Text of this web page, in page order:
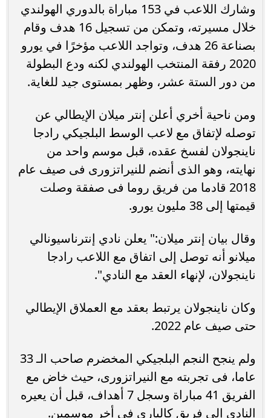
وشارك اللاعب في 153 مباراة بالدوري الهولندي
خلال مسيرته، وتمكن من تسجيل 16 هدف وقام
بصناعة 26 هدف، وتواجد اللاعب مؤخرًا في يورو
2020 رفقة المنتخب الهولندي لكنه ودع البطولة
من دور الستة عشر، وظهر بمستوى جيد للغاية.
ومن ناحية أخري أعلن إنتر ميلان الإيطالي عن
توصله لإتفاق مع لاعب الوسط البلجيكي رادجا
ناينجولان لفسخ عقده، قبل موسم واحد من
نهايته، وهو الذى أنضم للنيراتزورى فى صيف عام
2018 قادما من فريق روما فى صفقة وصلت
قيمتها إلى 38 مليون يورو.
وقال بيان إنتر ميلان:" يعلن نادي إنترناسيونالي
ميلانو أنه توصل إلى اتفاق مع اللاعب رادجا
ناينجولان، لإنهاء العقد مع النادي".
وكان ناينجولان يرتبط بعقد مع العملاق الإيطالي
حتى صيف عام 2022.
ولم ينجح النجم البلجيكي المخضرم صاحب الـ 33
عاما، فى تجربته مع النيراتزورى، حيث خاض مع
الفريق 41 مباراة وسجل 7 أهداف، قبل أن يعيره
النادى إلى فريق كاليارى فى أخر موسمين.